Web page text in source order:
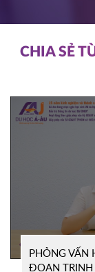
HOT
10/03/2026
14h00
Canada
CHIA SẺ
PHỎNG VẤN
ĐOAN TRINH